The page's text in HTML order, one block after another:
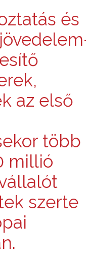
és
az első
több
millió
szerte